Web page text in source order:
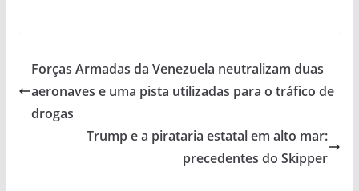
Forças Armadas da Venezuela neutralizam duas
aeronaves e uma pista utilizadas para o tráfico de
drogas
Trump e a pirataria estatal em alto mar:
precedentes do Skipper